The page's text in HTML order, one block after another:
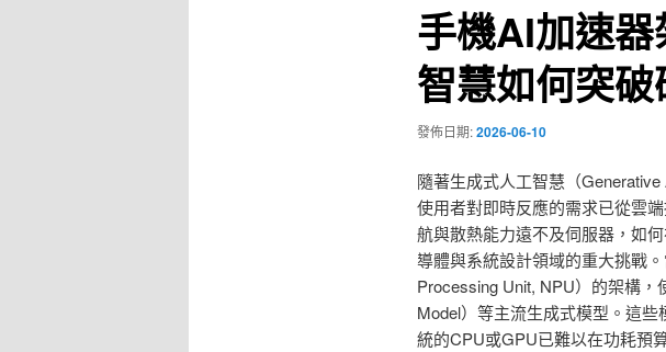
手機AI加速
智慧如何突破
發佈日期:2026-06-10
隨著生成式人工智慧（
使用者對即時反應的需求已從雲
航與散熱能力遠不及伺服器，如
導體與系統設計領域的重大挑戰
Processing Unit, NPU）的架構
Model）等主流生成式模型。這
統的CPU或GPU已難以在功耗預